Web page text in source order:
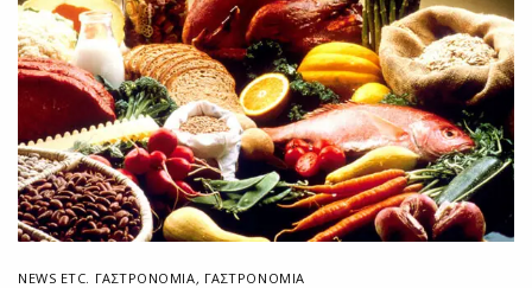
NEWS ETC. ΓΑΣΤΡΟΝΟΜΊΑ, ΓΑΣΤΡΟΝΟΜΙΑ